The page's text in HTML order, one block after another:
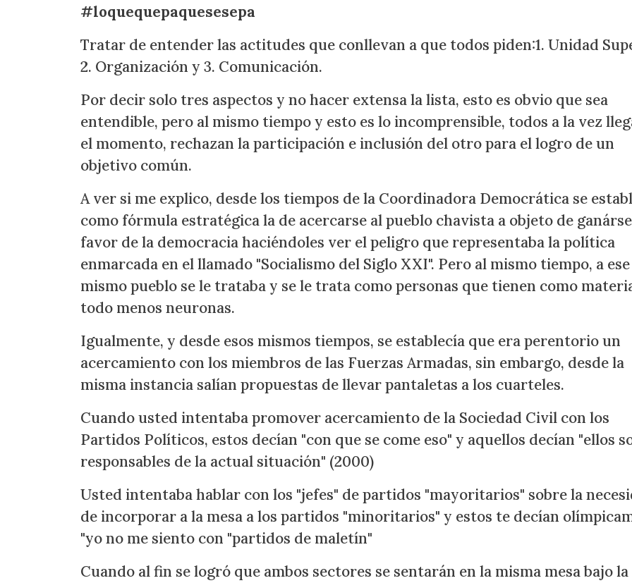
#loquequepaquesesepa
Tratar de entender las actitudes que conllevan a que todos piden:1. Unidad
2. Organización y 3. Comunicación.
Por decir solo tres aspectos y no hacer extensa la lista, esto es obvio que sea
entendible, pero al mismo tiempo y esto es lo incomprensible, todos a la vez
el momento, rechazan la participación e inclusión del otro para el logro de un
objetivo común.
A ver si me explico, desde los tiempos de la Coordinadora Democrática se
como fórmula estratégica la de acercarse al pueblo chavista a objeto de
favor de la democracia haciéndoles ver el peligro que representaba la política
enmarcada en el llamado "Socialismo del Siglo XXI". Pero al mismo tiempo, a ese
mismo pueblo se le trataba y se le trata como personas que tienen como
todo menos neuronas.
Igualmente, y desde esos mismos tiempos, se establecía que era perentorio un
acercamiento con los miembros de las Fuerzas Armadas, sin embargo, desde la
misma instancia salían propuestas de llevar pantaletas a los cuarteles.
Cuando usted intentaba promover acercamiento de la Sociedad Civil con los
Partidos Políticos, estos decían "con que se come eso" y aquellos decían "ellos
responsables de la actual situación" (2000)
Usted intentaba hablar con los "jefes" de partidos "mayoritarios" sobre la
de incorporar a la mesa a los partidos "minoritarios" y estos te decían
"yo no me siento con "partidos de maletín"
Cuando al fin se logró que ambos sectores se sentarán en la misma mesa bajo la